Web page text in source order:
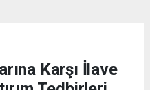
Karşı İlave